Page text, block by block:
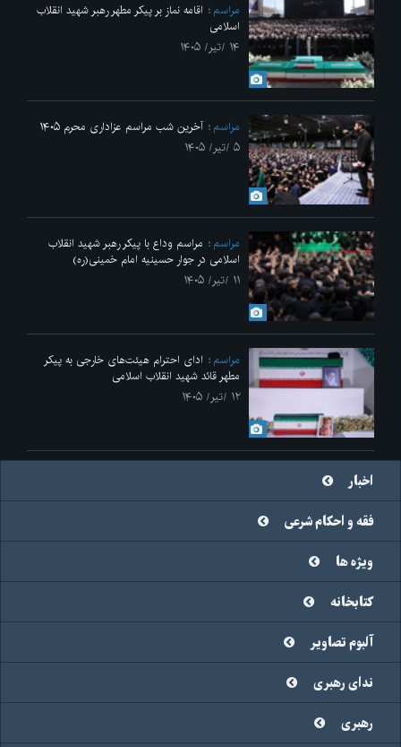
مراسم
اقامه نماز بر پیکر مطهر رهبر شهید انقلاب
اسلامی
۱۴ /تیر/ ۱۴۰۵
مراسم
آخرین شب مراسم عزاداری محرم ۱۴۰۵
۵ /تیر/ ۱۴۰۵
مراسم
مراسم وداع با پیکر رهبر شهید انقلاب
اسلامی در جوار حسینیه امام خمینی(ره)
۱۱ /تیر/ ۱۴۰۵
مراسم
ادای احترام هیئت‌های خارجی به پیکر
مطهر قائد شهید انقلاب اسلامی
۱۲ /تیر/ ۱۴۰۵
اخبار
فقه و احکام شرعی
ویژه ها
کتابخانه
آلبوم تصاویر
ندای رهبری
رهبری